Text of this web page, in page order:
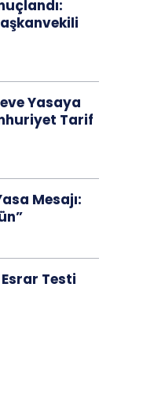
Yasaya
Tarif
Mesajı:
Testi